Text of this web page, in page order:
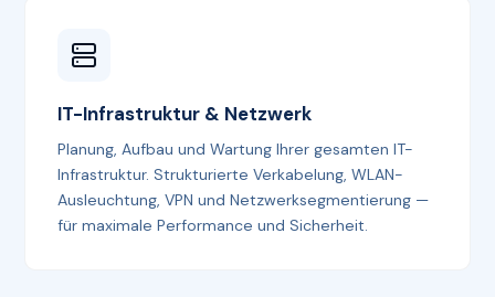
IT-Infrastruktur & Netzwerk
Planung, Aufbau und Wartung Ihrer gesamten IT-
Infrastruktur. Strukturierte Verkabelung, WLAN-
Ausleuchtung, VPN und Netzwerksegmentierung —
für maximale Performance und Sicherheit.